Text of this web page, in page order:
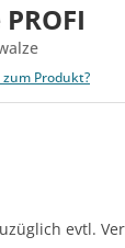
zum Produkt?
evtl.